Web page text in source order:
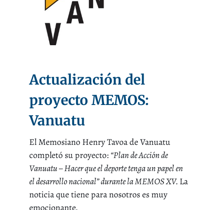
Actualización del
proyecto MEMOS:
Vanuatu
El Memosiano Henry Tavoa de Vanuatu
completó su proyecto: “Plan de Acción de
Vanuatu – Hacer que el deporte tenga un papel en
el desarrollo nacional” durante la MEMOS XV. La
noticia que tiene para nosotros es muy
emocionante.